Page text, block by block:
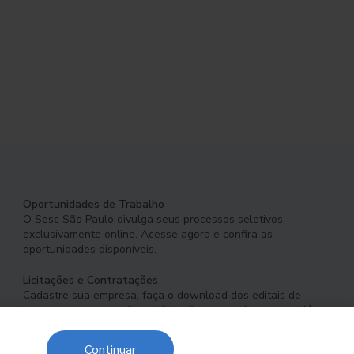
Oportunidades de Trabalho
O Sesc São Paulo divulga seus processos seletivos
exclusivamente online. Acesse agora e confira as
oportunidades disponíveis.
Licitações e Contratações
Cadastre sua empresa, faça o download dos editais de
interesse e acompanhe as licitações em andamento ou já
Continuar